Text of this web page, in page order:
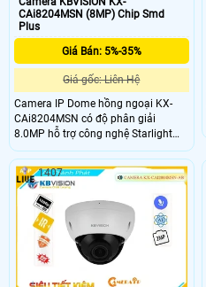
CAi8204MSN (8MP) Chip Smd
Plus
Giá Bán: 5%-35%
Giá gốc: Liên Hệ
Camera IP Dome hồng ngoại KX-
CAi8204MSN có độ phân giải
8.0MP hỗ trợ công nghệ Starlight
cho hình ảnh sắc nét ngay cả trong
điều kiện ánh sáng yếu. Với chuẩn
nén H.265+ chống ngược sáng WDR
120dB và tầm xa hồng ngoại 40m
giúp giám sát hiệu quả cả ngày lẫn
đêm. Camera còn tích hợp mic, khe
cắm thẻ nhớ 256GB và chức năng
phát hiện thông minh, giúp phân
biệt chính xác giữa người và xe.
1407